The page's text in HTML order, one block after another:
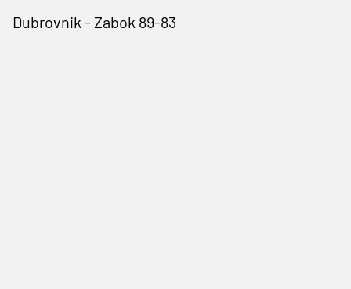
Dubrovnik - Zabok 89-83